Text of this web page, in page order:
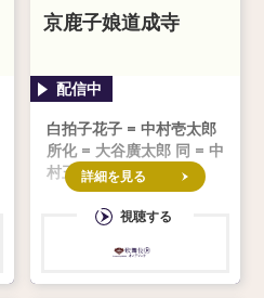
京鹿子娘道成寺
白拍子花子 = 中村壱太郎
所化 = 大谷廣太郎 同 = 中
村玉太郎詳細を見る
視聴する